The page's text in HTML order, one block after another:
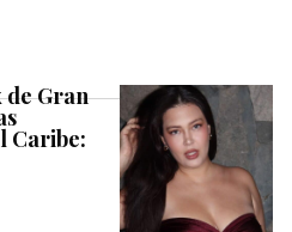
de Gran
Caribe: